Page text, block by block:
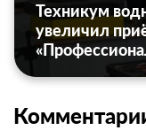
Техникум
увеличил